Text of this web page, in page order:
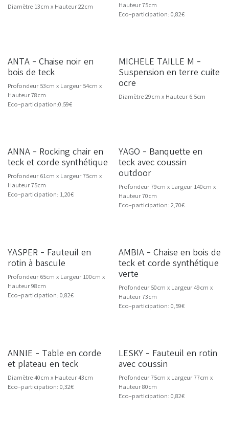
Diamètre 13cm x Hauteur 22cm
Hauteur 75cm
Eco-participation: 0,82€
ANTA - Chaise noir en
bois de teck
Profondeur 53cm x Largeur 54cm x
Hauteur 78cm
Eco-participation:0,59€
MICHELE TAILLE M -
Suspension en terre cuite
ocre
Diamètre 29cm x Hauteur 6,5cm
ANNA - Rocking chair en
teck et corde synthétique
Profondeur 61cm x Largeur 75cm x
Hauteur 75cm
Eco-participation: 1,20€
YAGO - Banquette en
teck avec coussin
outdoor
Profondeur 79cm x Largeur 140cm x
Hauteur 70cm
Eco-participation: 2,70€
YASPER - Fauteuil en
rotin à bascule
Profondeur 65cm x Largeur 100cm x
Hauteur 98cm
Eco-participation: 0,82€
NOUVEAU
AMBIA - Chaise en bois de
teck et corde synthétique
verte
Profondeur 50cm x Largeur 49cm x
Hauteur 73cm
Eco-participation: 0,59€
ANNIE - Table en corde
et plateau en teck
Diamètre 40cm x Hauteur 43cm
Eco-participation: 0,32€
LESKY - Fauteuil en rotin
avec coussin
Profondeur 75cm x Largeur 77cm x
Hauteur 80cm
Eco-participation: 0,82€